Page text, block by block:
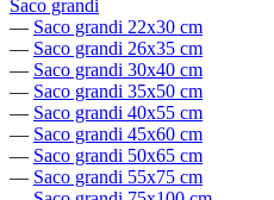
Saco grandi
— Saco grandi 22x30 cm
— Saco grandi 26x35 cm
— Saco grandi 30x40 cm
— Saco grandi 35x50 cm
— Saco grandi 40x55 cm
— Saco grandi 45x60 cm
— Saco grandi 50x65 cm
— Saco grandi 55x75 cm